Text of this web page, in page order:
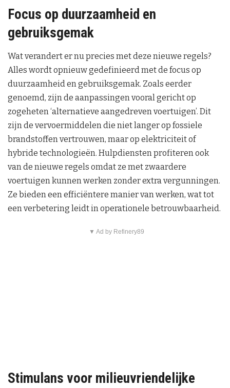
Focus op duurzaamheid en
gebruiksgemak
Wat verandert er nu precies met deze nieuwe regels?
Alles wordt opnieuw gedefinieerd met de focus op
duurzaamheid en gebruiksgemak. Zoals eerder
genoemd, zijn de aanpassingen vooral gericht op
zogeheten ‘alternatieve aangedreven voertuigen’. Dit
zijn de vervoermiddelen die niet langer op fossiele
brandstoffen vertrouwen, maar op elektriciteit of
hybride technologieën. Hulpdiensten profiteren ook
van de nieuwe regels omdat ze met zwaardere
voertuigen kunnen werken zonder extra vergunningen.
Ze bieden een efficiëntere manier van werken, wat tot
een verbetering leidt in operationele betrouwbaarheid.
▼ Ad by Refinery89
Stimulans voor milieuvriendelijke